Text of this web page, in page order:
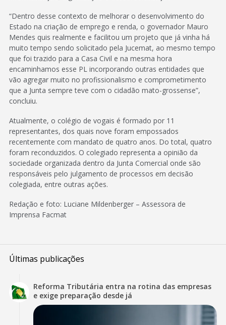
“Dentro desse contexto de melhorar o desenvolvimento do
Estado na criação de emprego e renda, o governador Mauro
Mendes quis realmente e facilitou um projeto que já vinha há
muito tempo sendo solicitado pela Jucemat, ao mesmo tempo
que foi trazido para a Casa Civil e na mesma hora
encaminhamos esse PL incorporando outras entidades que
vão agregar muito no profissionalismo e comprometimento
que a Junta sempre teve com o cidadão mato-grossense”,
concluiu.
Atualmente, o colégio de vogais é formado por 11
representantes, dos quais nove foram empossados
recentemente com mandato de quatro anos. Do total, quatro
foram reconduzidos. O colegiado representa a opinião da
sociedade organizada dentro da Junta Comercial onde são
responsáveis pelo julgamento de processos em decisão
colegiada, entre outras ações.
Redação e foto: Luciane Mildenberger – Assessora de
Imprensa Facmat
Últimas publicações
Reforma Tributária entra na rotina das empresas
e exige preparação desde já